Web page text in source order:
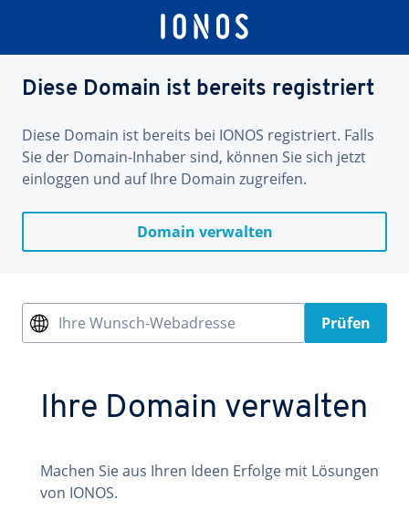
Diese Domain ist bereits registriert
Diese Domain ist bereits bei IONOS registriert. Falls
Sie der Domain-Inhaber sind, können Sie sich jetzt
einloggen und auf Ihre Domain zugreifen.
Domain verwalten
Ihre Wunsch-Webadresse Prüfen
Ihre Domain verwalten
Machen Sie aus Ihren Ideen Erfolge mit Lösungen
von IONOS.